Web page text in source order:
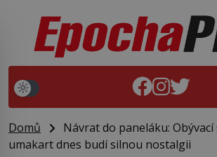
Domů
Návrat do paneláku:
umakart dnes budí silnou nostalgii